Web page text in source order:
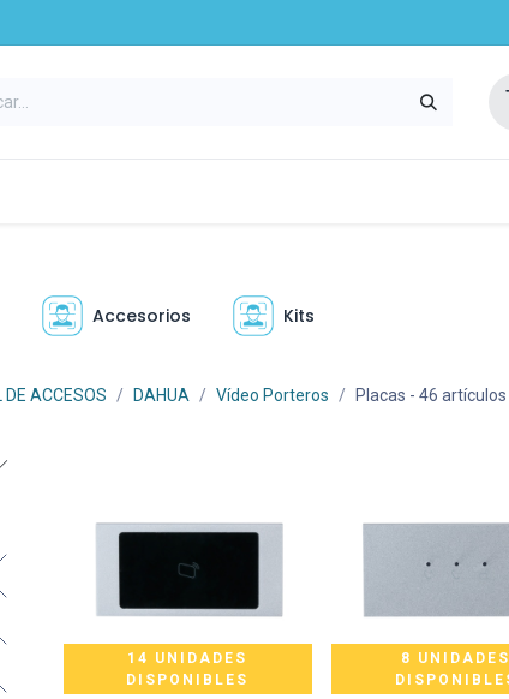
Accesorios Kits
DE ACCESOS DAHUA Vídeo Porteros Placas - 46 artículos
14 UNIDADES
DISPONIBLES
8 UNIDADES